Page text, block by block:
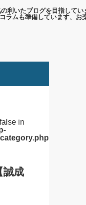
利いたブログを目指して
ムも準備しています、お
in
誠成